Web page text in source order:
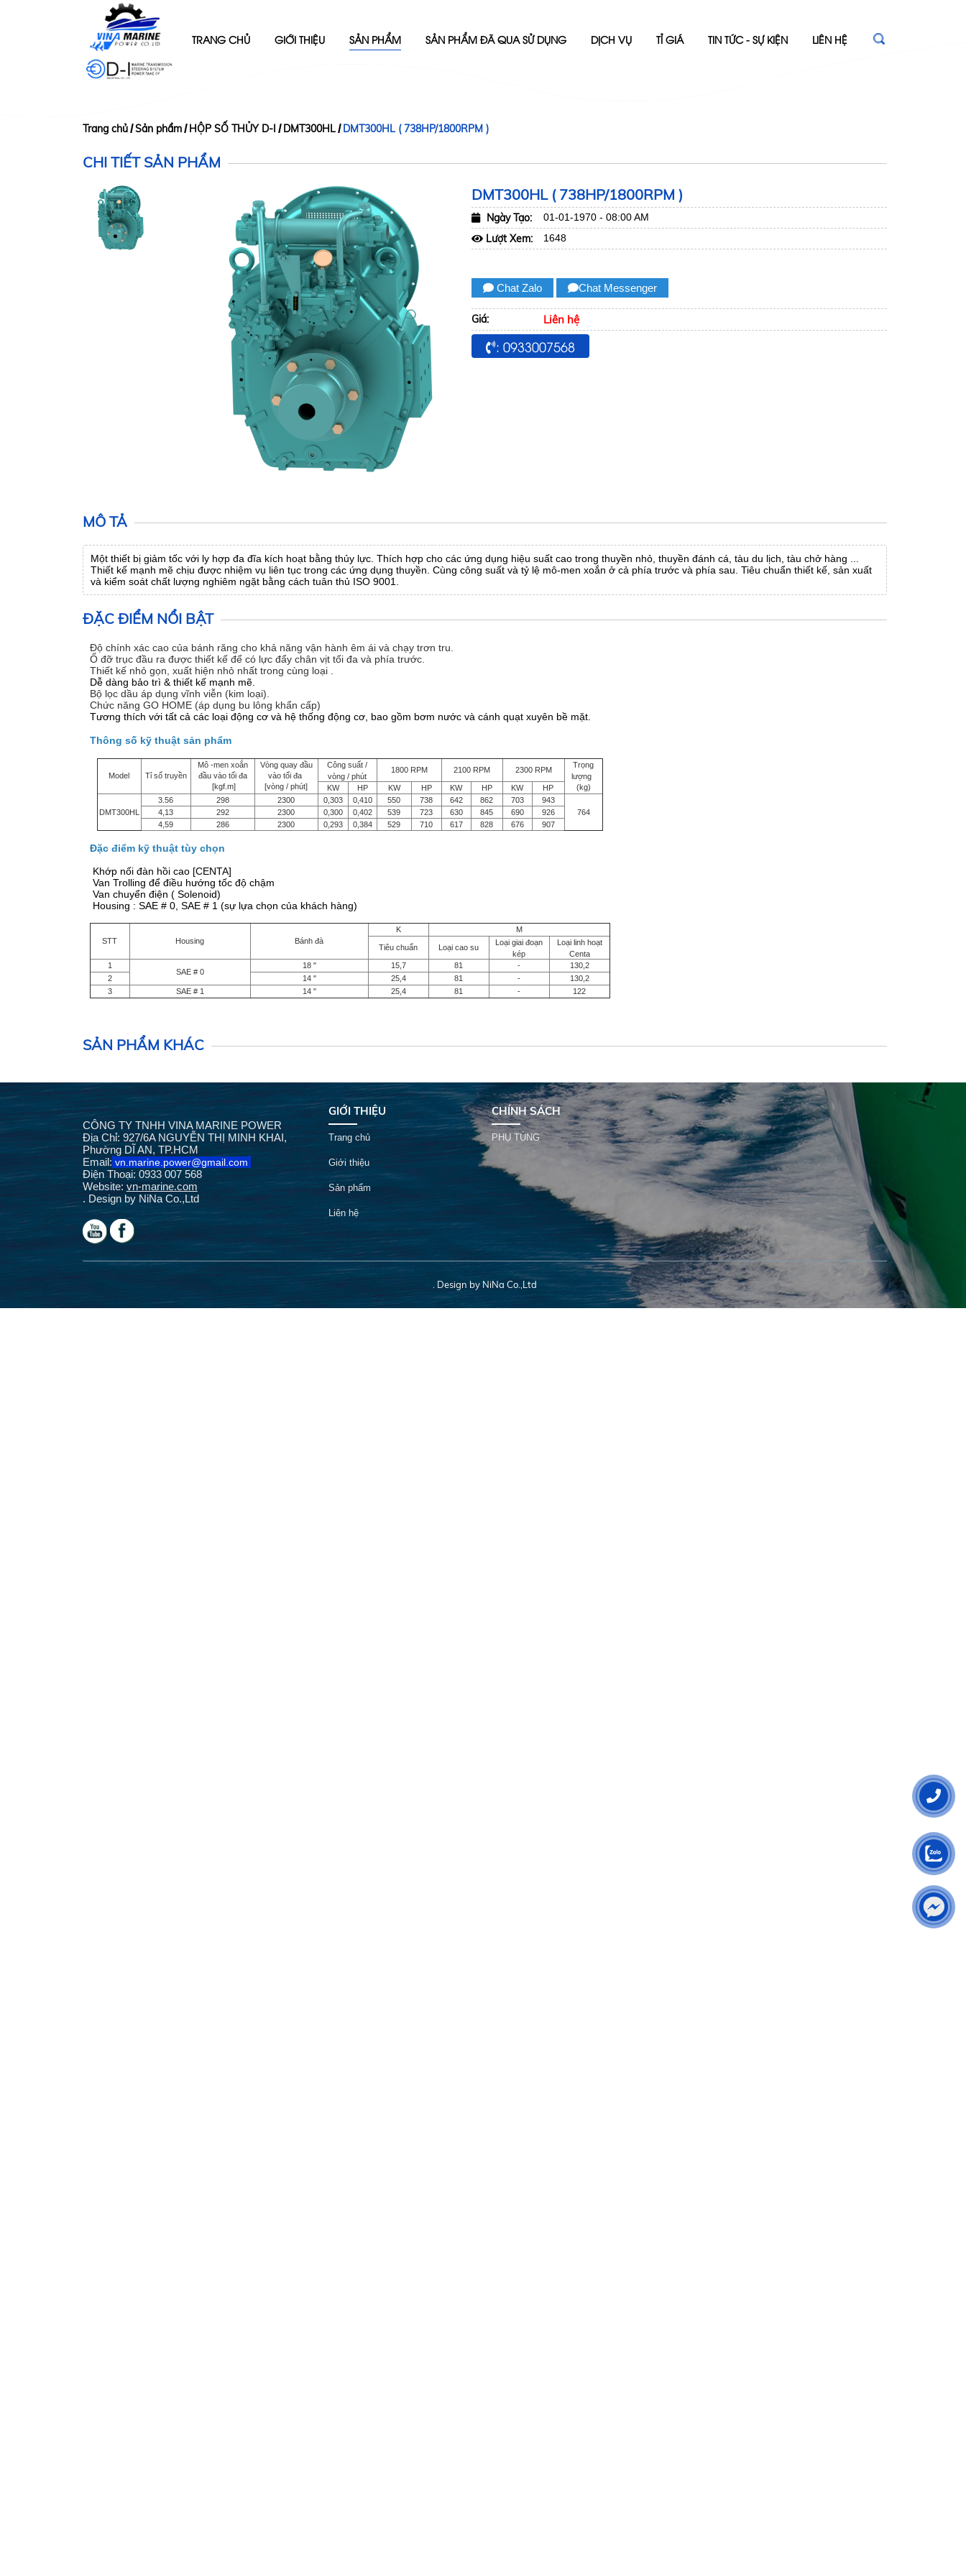
TRANG CHỦ GIỚI THIỆU SẢN PHẨM SẢN PHẨM ĐÃ QUA SỬ DỤNG DỊCH VỤ TỈ GIÁ TIN TỨC - SỰ KIỆN LIÊN HỆ
Trang chủ Sản phẩm HỘP SỐ THỦY D-I DMT300HL DMT300HL ( 738HP/1800RPM )
CHI TIẾT SẢN PHẨM
DMT300HL ( 738HP/1800RPM )
Ngày Tạo: 01-01-1970 - 08:00 AM
Lượt Xem: 1648
Chat Zalo Chat Messenger
Giá: Liên hệ
: 0933007568
MÔ TẢ
Một thiết bị giảm tốc với ly hợp đa đĩa kích hoạt bằng thủy lực. Thích hợp cho các ứng dụng hiệu suất cao trong thuyền nhỏ, thuyền đánh cá, tàu du lịch, tàu chở hàng ...
Thiết kế mạnh mẽ chịu được nhiệm vụ liên tục trong các ứng dụng thuyền. Cùng công suất và tỷ lệ mô-men xoắn ở cả phía trước và phía sau. Tiêu chuẩn thiết kế, sản xuất
và kiểm soát chất lượng nghiêm ngặt bằng cách tuân thủ ISO 9001.
ĐẶC ĐIỂM NỔI BẬT
Độ chính xác cao của bánh răng cho khả năng vận hành êm ái và chạy trơn tru.
Ổ đỡ trục đầu ra được thiết kế để có lực đẩy chân vịt tối đa và phía trước.
Thiết kế nhỏ gọn, xuất hiện nhỏ nhất trong cùng loại .
Dễ dàng bảo trì & thiết kế mạnh mẽ.
Bộ lọc dầu áp dụng vĩnh viễn (kim loại).
Chức năng GO HOME (áp dụng bu lông khẩn cấp)
Tương thích với tất cả các loại động cơ và hệ thống động cơ, bao gồm bơm nước và cánh quạt xuyên bề mặt.
Thông số kỹ thuật sản phẩm
Model Tỉ số truyền
Mô -men xoắn
đầu vào tối đa
[kgf.m]
Vòng quay đầu
vào tối đa
[vòng / phút]
Công suất /
vòng / phút
1800 RPM 2100 RPM 2300 RPM
Trọng
lượng
(kg)
KW HP KW HP KW HP KW HP
DMT300HL
3.56 298 2300 0,303 0,410 550 738 642 862 703
943
764
4,13 292 2300 0,300 0,402 539 723 630 845 690
926
4,59
286 2300 0,293 0,384 529 710 617 828 676 907
Đặc điểm kỹ thuật tùy chọn
Khớp nối đàn hồi cao [CENTA]
Van Trolling để điều hướng tốc độ chậm
Van chuyển điện ( Solenoid)
Housing : SAE # 0, SAE # 1 (sự lựa chọn của khách hàng)
STT Housing Bánh đà
K M
Tiêu chuẩn Loại cao su
Loại giai đoạn
kép
Loại linh hoạt
Centa
1
SAE # 0
18 " 15,7 81 -
130,2
2
14 " 25,4 81 -
130,2
3
SAE # 1 14 " 25,4 81 - 122
SẢN PHẨM KHÁC
CÔNG TY TNHH VINA MARINE POWER
Địa Chỉ: 927/6A NGUYỄN THỊ MINH KHAI,
Phường DĨ AN, TP.HCM
Email: vn.marine.power@gmail.com
Điện Thoại: 0933 007 568
Website: vn-marine.com
. Design by NiNa Co.,Ltd
GIỚI THIỆU
Trang chủ
Giới thiệu
Sản phẩm
Liên hệ
CHÍNH SÁCH
PHỤ TÙNG
. Design by NiNa Co.,Ltd